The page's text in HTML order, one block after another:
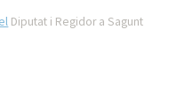
Diputat i Regidor a Sagunt